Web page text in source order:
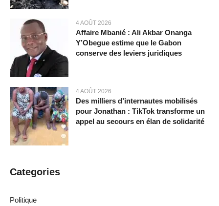
4 AOÛT 2026
Affaire Mbanié : Ali Akbar Onanga
Y’Obegue estime que le Gabon
conserve des leviers juridiques
4 AOÛT 2026
Des milliers d’internautes mobilisés
pour Jonathan : TikTok transforme un
appel au secours en élan de solidarité
Categories
Politique